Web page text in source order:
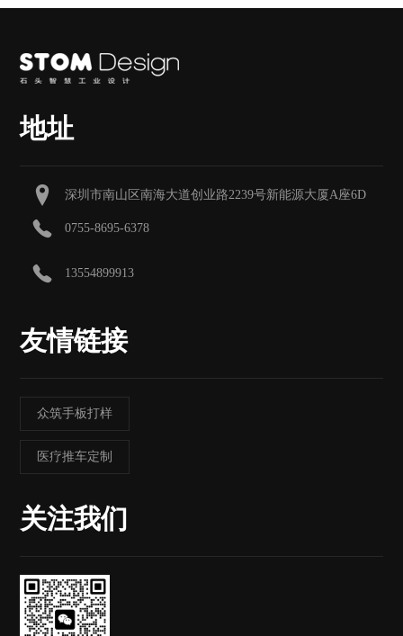
地址
深圳市南山区南海大道创业路2239号新能源大厦A座6D
0755-8695-6378
13554899913
友情链接
众筑手板打样
医疗推车定制
关注我们